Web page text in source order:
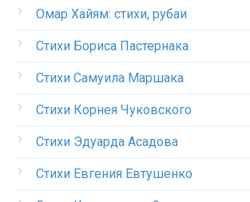
Омар Хайям: стихи, рубаи
Стихи Бориса Пастернака
Стихи Самуила Маршака
Стихи Корнея Чуковского
Стихи Эдуарда Асадова
Стихи Евгения Евтушенко